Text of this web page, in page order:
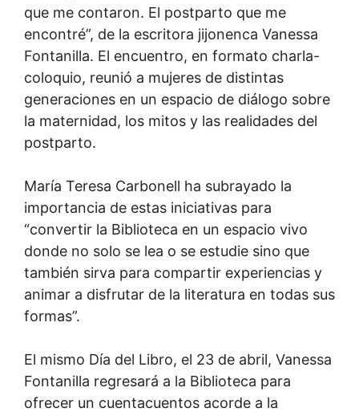
que me contaron. El postparto que me
encontré”, de la escritora jijonenca Vanessa
Fontanilla. El encuentro, en formato charla-
coloquio, reunió a mujeres de distintas
generaciones en un espacio de diálogo sobre
la maternidad, los mitos y las realidades del
postparto.
María Teresa Carbonell ha subrayado la
importancia de estas iniciativas para
“convertir la Biblioteca en un espacio vivo
donde no solo se lea o se estudie sino que
también sirva para compartir experiencias y
animar a disfrutar de la literatura en todas sus
formas”.
El mismo Día del Libro, el 23 de abril, Vanessa
Fontanilla regresará a la Biblioteca para
ofrecer un cuentacuentos acorde a la